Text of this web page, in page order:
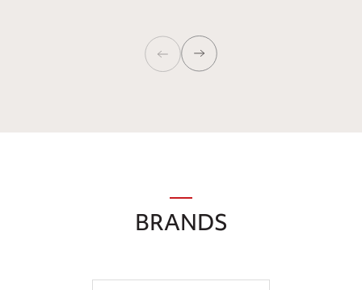
BRANDS